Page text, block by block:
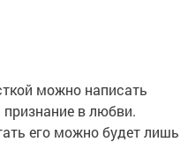
можно написать
в любви.
его можно будет лишь